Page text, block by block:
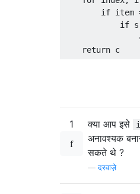
if item
if
1 क्या आप इसे
अनावश्यक
सकते थे ?
—दरवाज़े